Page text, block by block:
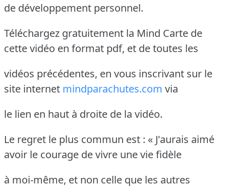
de développement personnel.
Téléchargez gratuitement la Mind Carte de
cette vidéo en format pdf, et de toutes les
vidéos précédentes, en vous inscrivant sur le
site internet mindparachutes.com via
le lien en haut à droite de la vidéo.
Le regret le plus commun est : « J'aurais aimé
avoir le courage de vivre une vie fidèle
à moi-même, et non celle que les autres